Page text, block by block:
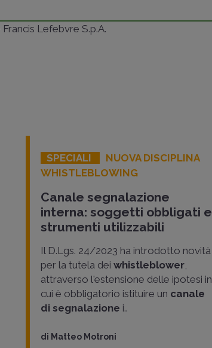
Lefebvre S.p.A.
SPECIALI
NUOVA DISCIPLINA
WHISTLEBLOWING
Canale segnalazione
interna: soggetti obbligati e
strumenti utilizzabili
Il D.Lgs. 24/2023 ha introdotto novità
per la tutela dei whistleblower
attraverso l'estensione delle ipotesi in
cui è obbligatorio istituire un canale
di segnalazione i..
di Matteo Motroni